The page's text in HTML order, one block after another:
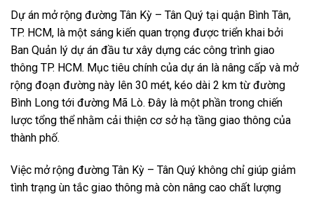
Dự án mở rộng đường Tân Kỳ – Tân Quý tại quận Bình Tân,
TP. HCM, là một sáng kiến quan trọng được triển khai bởi
Ban Quản lý dự án đầu tư xây dựng các công trình giao
thông TP. HCM. Mục tiêu chính của dự án là nâng cấp và mở
rộng đoạn đường này lên 30 mét, kéo dài 2 km từ đường
Bình Long tới đường Mã Lò. Đây là một phần trong chiến
lược tổng thể nhằm cải thiện cơ sở hạ tầng giao thông của
thành phố.
Việc mở rộng đường Tân Kỳ – Tân Quý không chỉ giúp giảm
tình trạng ùn tắc giao thông mà còn nâng cao chất lượng